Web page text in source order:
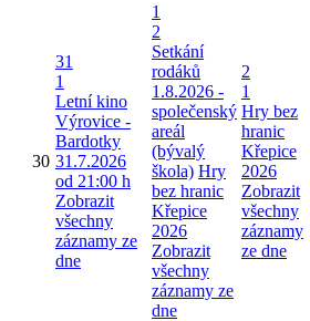
30
31
1
Letní kino
Výrovice -
Bardotky
31.7.2026
od 21:00 h
Zobrazit
všechny
záznamy ze
dne
1
2
Setkání
rodáků
1.8.2026 -
společenský
areál
(bývalý
škola) Hry
bez hranic
Křepice
2026
Zobrazit
všechny
záznamy ze
dne
2
1
Hry bez
hranic
Křepice
2026
Zobrazit
všechny
záznamy
ze dne